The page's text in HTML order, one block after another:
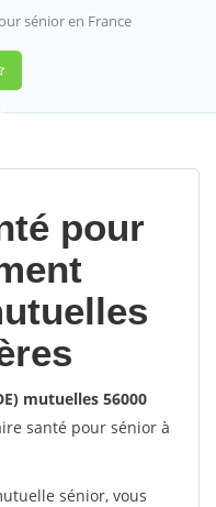
sénior en France
pour
mutuelles 56000
santé pour sénior à
sénior, vous